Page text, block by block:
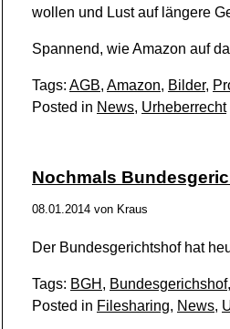
wollen und Lust auf längere
Spannend, wie Amazon auf
Tags: AGB, Amazon, Bilder,
Posted in News, Urheberrecht|
Nochmals
08.01.2014 von Kraus
Der Bundesgerichtshof hat
Tags: BGH , Bundesgerichshof,
Posted in Filesharing, News,